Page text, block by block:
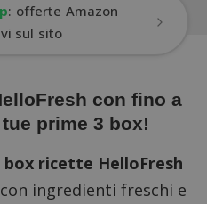
: offerte Amazon
sul sito
con fino a
prime 3 box!
box ricette HelloFresh
ingredienti freschi e